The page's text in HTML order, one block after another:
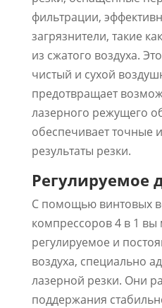
фильтрации,
загрязнители, такие
из сжатого воздуха.
чистый и сухой
предотвращает
лазерного режущего
обеспечивает точные
результаты резки.
Регулируемое
С помощью винтовых
компрессоров 4 в 1 вы
регулируемое и
воздуха, специально
лазерной резки. Они
поддержания